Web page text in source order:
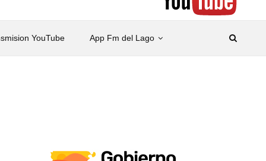
YouTube App Fm del Lago